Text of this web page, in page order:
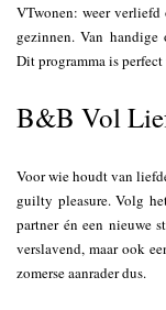
VTwonen: weer
gezinnen. Van handige
Dit programma is
B&B Vol
Voor wie houdt van
guilty pleasure. Volg
partner én een nieuwe
verslavend, maar ook
zomerse aanrader dus.